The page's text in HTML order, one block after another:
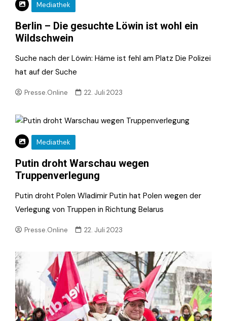
Mediathek
Berlin – Die gesuchte Löwin ist wohl ein
Wildschwein
Suche nach der Löwin: Häme ist fehl am Platz Die Polizei
hat auf der Suche
Presse.Online 22. Juli 2023
Mediathek
Putin droht Warschau wegen
Truppenverlegung
Putin droht Polen Wladimir Putin hat Polen wegen der
Verlegung von Truppen in Richtung Belarus
Presse.Online 22. Juli 2023